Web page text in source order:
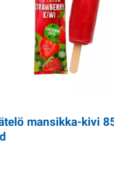
mansikka-kivi